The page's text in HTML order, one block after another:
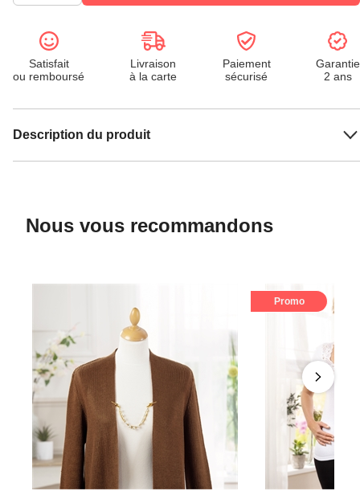
Satisfait
ou remboursé
Livraison
à la carte
Paiement
sécurisé
Garantie
2 ans
Description du produit
Nous vous recommandons
Promo